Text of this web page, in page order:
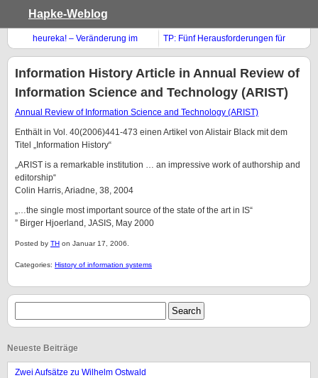
Hapke-Weblog
heureka! – Veränderung im
Denken
TP: Fünf Herausforderungen für
die Wikipedia
Information History Article in Annual Review of
Information Science and Technology (ARIST)
Annual Review of Information Science and Technology (ARIST)
Enthält in Vol. 40(2006)441-473 einen Artikel von Alistair Black mit dem
Titel „Information History“
„ARIST is a remarkable institution … an impressive work of authorship and
editorship“
Colin Harris, Ariadne, 38, 2004
„…the single most important source of the state of the art in IS“
” Birger Hjoerland, JASIS, May 2000
Posted by TH on Januar 17, 2006.
Categories: History of information systems
Neueste Beiträge
Zwei Aufsätze zu Wilhelm Ostwald